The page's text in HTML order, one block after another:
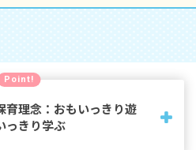
Point!
育理念：おもいっきり遊
っきり学ぶ